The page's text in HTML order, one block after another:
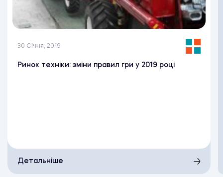
30 Січня, 2019
Ринок техніки: зміни правил гри у 2019 році
Детальніше